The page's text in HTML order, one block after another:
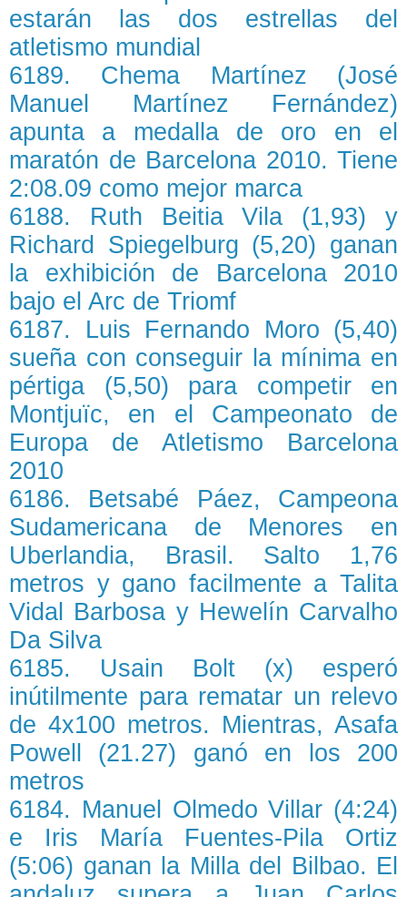
estarán las dos estrellas del
atletismo mundial
6189. Chema Martínez (José
Manuel Martínez Fernández)
apunta a medalla de oro en el
maratón de Barcelona 2010. Tiene
2:08.09 como mejor marca
6188. Ruth Beitia Vila (1,93) y
Richard Spiegelburg (5,20) ganan
la exhibición de Barcelona 2010
bajo el Arc de Triomf
6187. Luis Fernando Moro (5,40)
sueña con conseguir la mínima en
pértiga (5,50) para competir en
Montjuïc, en el Campeonato de
Europa de Atletismo Barcelona
2010
6186. Betsabé Páez, Campeona
Sudamericana de Menores en
Uberlandia, Brasil. Salto 1,76
metros y gano facilmente a Talita
Vidal Barbosa y Hewelín Carvalho
Da Silva
6185. Usain Bolt (x) esperó
inútilmente para rematar un relevo
de 4x100 metros. Mientras, Asafa
Powell (21.27) ganó en los 200
metros
6184. Manuel Olmedo Villar (4:24)
e Iris María Fuentes-Pila Ortiz
(5:06) ganan la Milla del Bilbao. El